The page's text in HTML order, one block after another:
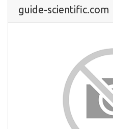
guide-scientific.com